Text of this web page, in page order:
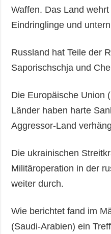
Waffen. Das Land
Eindringlinge und
Russland hat Teile der
Saporischschja und
Die Europäische Union
Länder haben harte
Aggressor-Land
Die ukrainischen
Militäroperation in der
weiter durch.
Wie berichtet fand im
(Saudi-Arabien) ein